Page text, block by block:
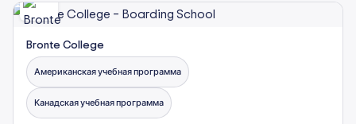
Bronte College
Американская учебная программа
Канадская учебная программа